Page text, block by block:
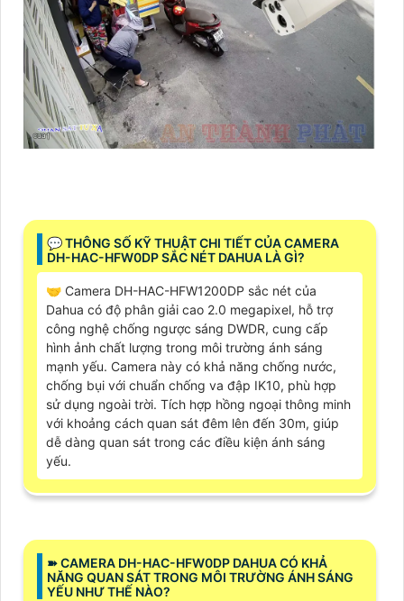
️💬 THÔNG SỐ KỸ THUẬT CHI TIẾT CỦA CAMERA
DH-HAC-HFW0DP SẮC NÉT DAHUA LÀ GÌ?
🤝 Camera DH-HAC-HFW1200DP sắc nét của
Dahua có độ phân giải cao 2.0 megapixel, hỗ trợ
công nghệ chống ngược sáng DWDR, cung cấp
hình ảnh chất lượng trong môi trường ánh sáng
mạnh yếu. Camera này có khả năng chống nước,
chống bụi với chuẩn chống va đập IK10, phù hợp
sử dụng ngoài trời. Tích hợp hồng ngoại thông minh
với khoảng cách quan sát đêm lên đến 30m, giúp
dễ dàng quan sát trong các điều kiện ánh sáng
yếu.
➽ CAMERA DH-HAC-HFW0DP DAHUA CÓ KHẢ
NĂNG QUAN SÁT TRONG MÔI TRƯỜNG ÁNH SÁNG
YẾU NHƯ THẾ NÀO?